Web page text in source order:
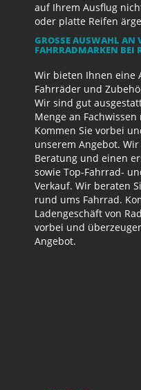
auf Ihrem Ausflug
oder platte Reifen
GROSSE AUSWAHL AN
AHRRADMARKEN BEI
Wir bieten Ihnen eine
Fahrräder und
Wir sind gut
Menge an
Kommen Sie vorbei
unserem Angebot.
Beratung und einen
sowie Top-Fahrrad-
Verkauf. Wir beraten
rund ums Fahrrad.
Ladengeschäft von
vorbei und
Angebot.